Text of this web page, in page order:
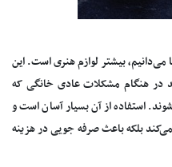
بیشتر لوازم هنری است. این
در هنگام مشکلات عادی خانگی که
استفاده از آن بسیار آسان است و
بلکه باعث صرفه جویی در هزینه